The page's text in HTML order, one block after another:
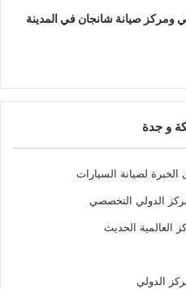
ومركز صيانة شانجان في المدينة
و جدة
لصيانة السيارات
الدولي التخصصي
العالمية الحديث
الدولي